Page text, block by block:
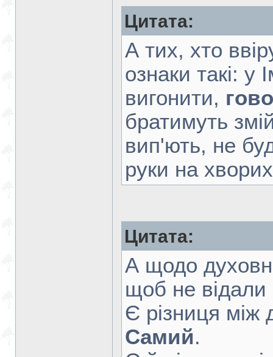
Цитата:
А тих, хто
ознаки такі: у
вигонити,
братимуть
вип'ють, не
руки на
Цитата:
А щодо
щоб не відали
Є різниця
Самий.